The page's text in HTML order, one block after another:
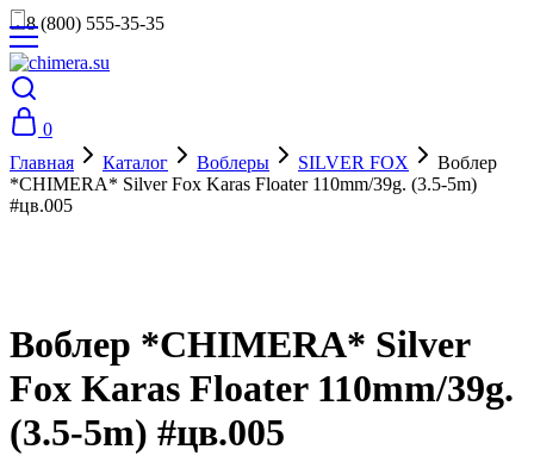
8 (800) 555-35-35
0
Главная
Каталог Воблеры SILVER FOX
Воблер
*CHIMERA* Silver Fox Karas Floater 110mm/39g. (3.5-5m)
#цв.005
Воблер *CHIMERA* Silver
Fox Karas Floater 110mm/39g.
(3.5-5m) #цв.005